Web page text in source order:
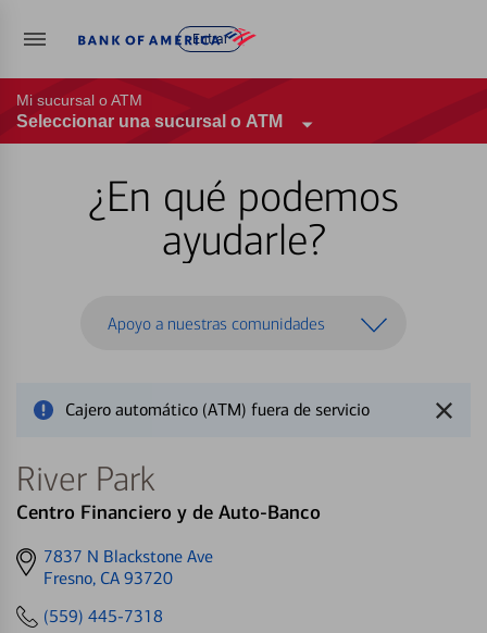
Entrar
Mi sucursal o ATM
Seleccionar una sucursal o ATM
¿En qué podemos
ayudarle?
Apoyo a nuestras comunidades
Cajero automático (ATM) fuera de servicio
River Park
Centro Financiero y de Auto-Banco
Get
directions
7837 N Blackstone Ave
Fresno, CA 93720
(559) 445-7318